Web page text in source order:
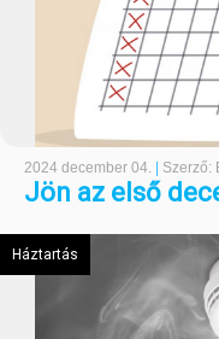
2024 december 04. Szerző:
Jön az első
Háztartás